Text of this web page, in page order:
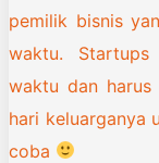
pemilik bisnis
waktu. Startups
waktu dan harus
hari keluarganya
coba